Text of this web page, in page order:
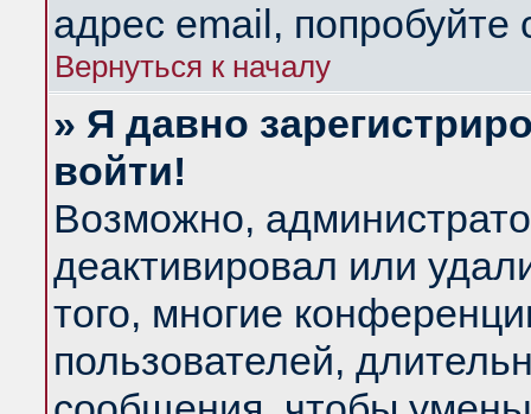
адрес email, попробуйте
Вернуться к началу
» Я давно
войти!
Возможно,
деактивировал или
того, многие
пользователей,